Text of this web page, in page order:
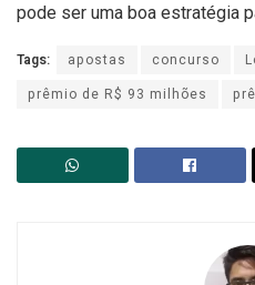
pode ser uma boa estratégia
Tags: apostas concurso
prêmio de R$ 93 milhões